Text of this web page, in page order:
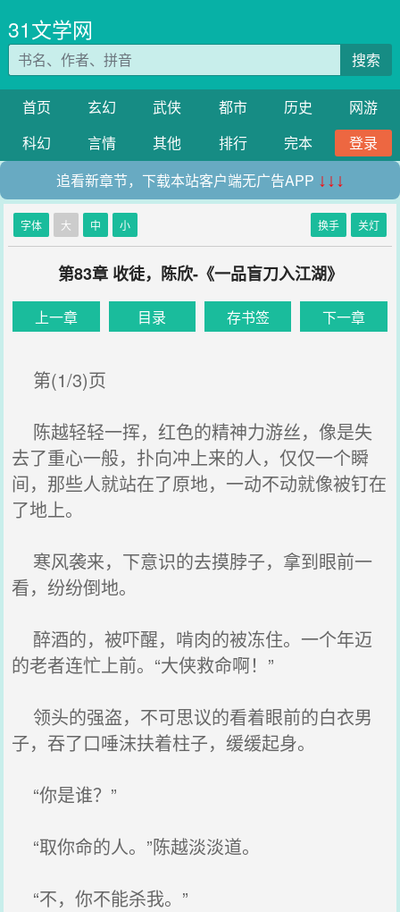
31文学网
搜索
首页 玄幻 武侠 都市 历史
网游
科幻
言情 其他 排行 完本
登录
追看新章节，下载本站客户端无广告APP ↓↓↓
字体 大 中 小 换手 关灯
第83章 收徒，陈欣-《一品盲刀入江湖》
上一章 目录 存书签 下一章
第(1/3)页
陈越轻轻一挥，红色的精神力游丝，像是失
去了重心一般，扑向冲上来的人，仅仅一个瞬
间，那些人就站在了原地，一动不动就像被钉在
了地上。
寒风袭来，下意识的去摸脖子，拿到眼前一
看，纷纷倒地。
醉酒的，被吓醒，啃肉的被冻住。一个年迈
的老者连忙上前。“大侠救命啊！”
领头的强盗，不可思议的看着眼前的白衣男
子，吞了口唾沫扶着柱子，缓缓起身。
“你是谁？”
“取你命的人。”陈越淡淡道。
“不，你不能杀我。”